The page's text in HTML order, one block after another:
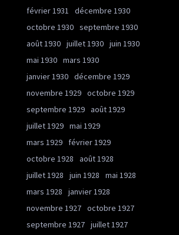
février 1931
décembre 1930
octobre 1930 septembre 1930
août 1930 juillet 1930 juin 1930
mai 1930 mars 1930
janvier 1930 décembre 1929
novembre 1929 octobre 1929
septembre 1929 août 1929
juillet 1929 mai 1929
mars 1929
février 1929
octobre 1928
août 1928
juillet 1928
juin 1928
mai 1928
mars 1928
janvier 1928
novembre 1927 octobre 1927
septembre 1927 juillet 1927